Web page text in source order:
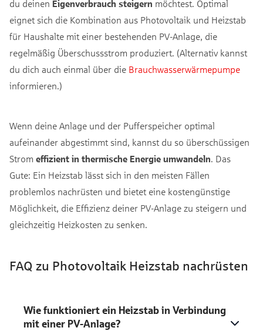
du deinen Eigenverbrauch steigern möchtest. Optimal
eignet sich die Kombination aus Photovoltaik und Heizstab
für Haushalte mit einer bestehenden PV-Anlage, die
regelmäßig Überschussstrom produziert. (Alternativ kannst
du dich auch einmal über die Brauchwasserwärmepumpe
informieren.)
Wenn deine Anlage und der Pufferspeicher optimal
aufeinander abgestimmt sind, kannst du so überschüssigen
Strom effizient in thermische Energie umwandeln. Das
Gute: Ein Heizstab lässt sich in den meisten Fällen
problemlos nachrüsten und bietet eine kostengünstige
Möglichkeit, die Effizienz deiner PV-Anlage zu steigern und
gleichzeitig Heizkosten zu senken.
FAQ zu Photovoltaik Heizstab nachrüsten
Wie funktioniert ein Heizstab in Verbindung
mit einer PV-Anlage?